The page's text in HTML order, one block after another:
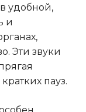
удобной,
и
Эти звуки
пауз.